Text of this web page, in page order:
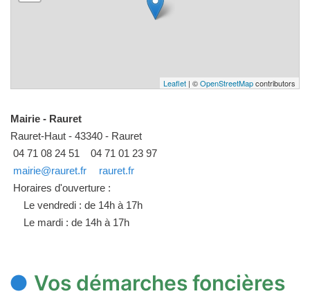
Leaflet | ©OpenStreetMapcontributors
Mairie - Rauret
Rauret-Haut - 43340 - Rauret
04 71 08 24 51
04 71 01 23 97
mairie@rauret.fr
rauret.fr
Horaires d'ouverture :
Le vendredi : de 14h à 17h
Le mardi : de 14h à 17h
Vos démarches foncières